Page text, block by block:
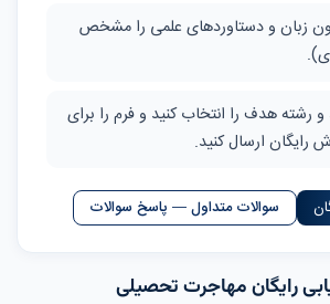
زبان و دستاوردهای علمی را مشخص
رشته هدف را انتخاب کنید و فرم را برای
رایگان ارسال کنید.
سوالات متداول — پاسخ سوالات
رایگان مهاجرت تحصیلی